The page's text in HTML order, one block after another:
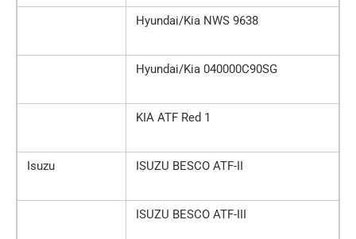
Hyundai/Kia NWS 9638
Hyundai/Kia 040000C90SG
KIA ATF Red 1
Isuzu ISUZU BESCO ATF-II
ISUZU BESCO ATF-III